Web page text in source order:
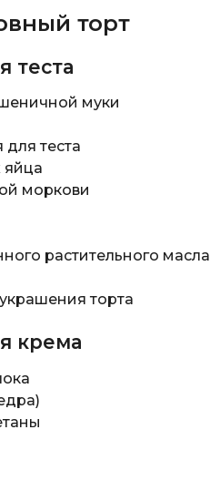
торт
теста
муки
для теста
яйца
моркови
растительного масла
торта
крема